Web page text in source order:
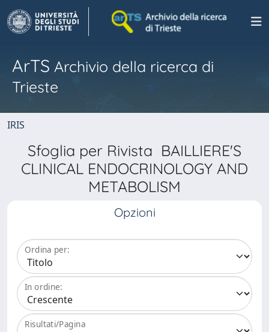
ArTS Archivio della ricerca di
Trieste
IRIS
Sfoglia per Rivista BAILLIERE'S
CLINICAL ENDOCRINOLOGY AND
METABOLISM
Opzioni
Ordina per:
In ordine:
Risultati/Pagina